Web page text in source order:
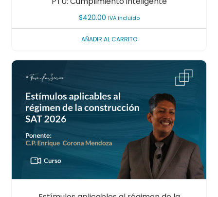
$420.00 IVA incluido
AÑADIR AL CARRITO